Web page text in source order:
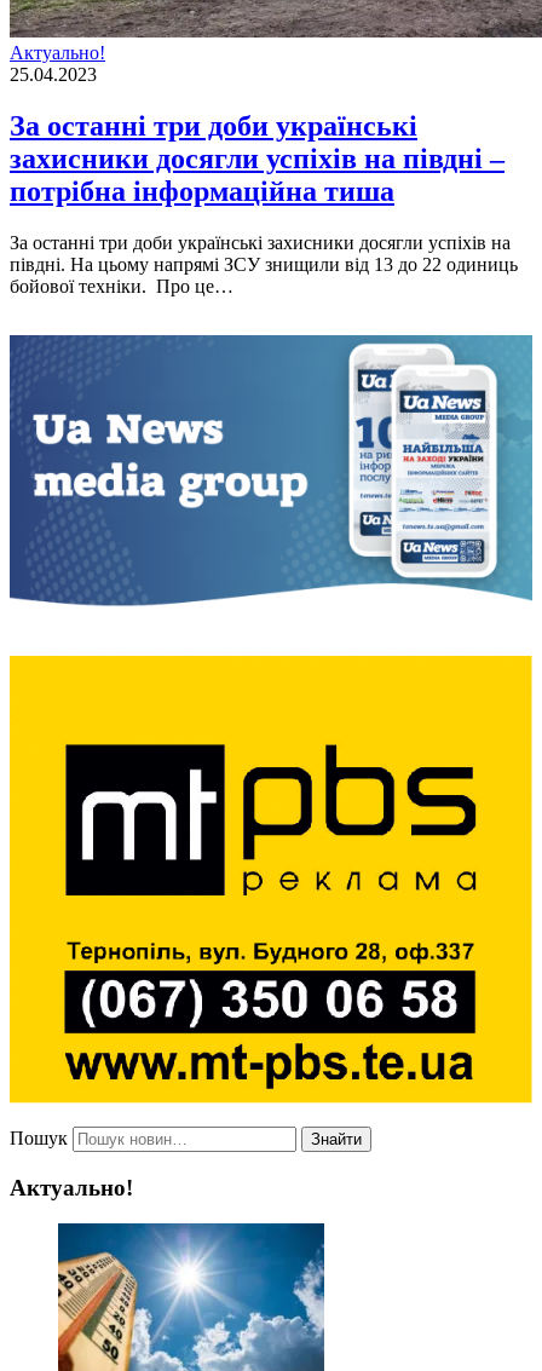
Актуально!
25.04.2023
За останні три доби українські
захисники досягли успіхів на півдні –
потрібна інформаційна тиша
За останнi три доби українськi захисники досягли успiхiв на
пiвднi. На цьому напрямi ЗСУ знищили вiд 13 до 22 одиниць
бойової технiки. Про це…
Пошук Знайти
Актуально!